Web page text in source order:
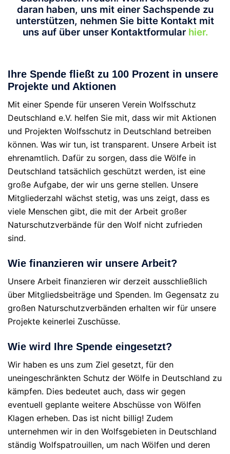
daran haben, uns mit einer Sachspende zu
unterstützen, nehmen Sie bitte Kontakt mit
uns auf über unser Kontaktformularhier.
Ihre Spende fließt zu 100 Prozent in unsere
Projekte und Aktionen
Mit einer Spende für unseren Verein Wolfsschutz
Deutschland e.V. helfen Sie mit, dass wir mit Aktionen
und Projekten Wolfsschutz in Deutschland betreiben
können. Was wir tun, ist transparent. Unsere Arbeit ist
ehrenamtlich. Dafür zu sorgen, dass die Wölfe in
Deutschland tatsächlich geschützt werden, ist eine
große Aufgabe, der wir uns gerne stellen. Unsere
Mitgliederzahl wächst stetig, was uns zeigt, dass es
viele Menschen gibt, die mit der Arbeit großer
Naturschutzverbände für den Wolf nicht zufrieden
sind.
Wie finanzieren wir unsere Arbeit?
Unsere Arbeit finanzieren wir derzeit ausschließlich
über Mitgliedsbeiträge und Spenden. Im Gegensatz zu
großen Naturschutzverbänden erhalten wir für unsere
Projekte keinerlei Zuschüsse.
Wie wird Ihre Spende eingesetzt?
Wir haben es uns zum Ziel gesetzt, für den
uneingeschränkten Schutz der Wölfe in Deutschland zu
kämpfen. Dies bedeutet auch, dass wir gegen
eventuell geplante weitere Abschüsse von Wölfen
Klagen erheben. Das ist nicht billig! Zudem
unternehmen wir in den Wolfsgebieten in Deutschland
ständig Wolfspatrouillen, um nach Wölfen und deren